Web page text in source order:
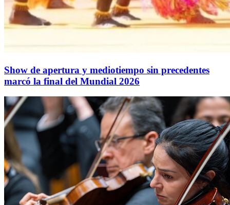
Show de apertura y mediotiempo sin precedentes
marcó la final del Mundial 2026